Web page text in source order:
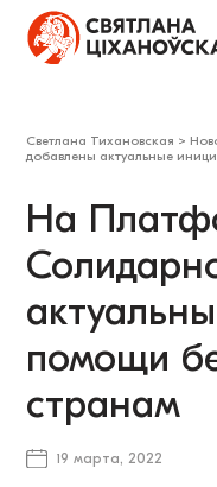
Светлана Тихановская >
добавлены актуальные
​На
помощи
странам
19 марта, 2022